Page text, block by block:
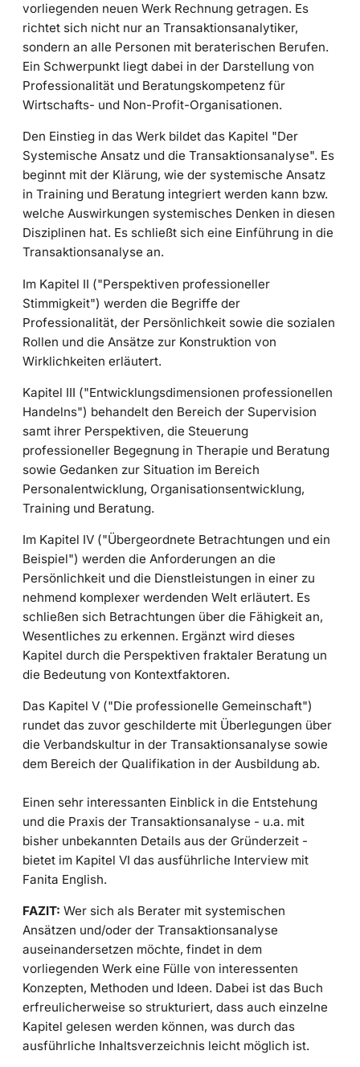
vorliegenden neuen Werk Rechnung getragen. Es
richtet sich nicht nur an Transaktionsanalytiker,
sondern an alle Personen mit beraterischen Berufen.
Ein Schwerpunkt liegt dabei in der Darstellung von
Professionalität und Beratungskompetenz für
Wirtschafts- und Non-Profit-Organisationen.
Den Einstieg in das Werk bildet das Kapitel "Der
Systemische Ansatz und die Transaktionsanalyse". Es
beginnt mit der Klärung, wie der systemische Ansatz
in Training und Beratung integriert werden kann bzw.
welche Auswirkungen systemisches Denken in diesen
Disziplinen hat. Es schließt sich eine Einführung in die
Transaktionsanalyse an.
Im Kapitel II ("Perspektiven professioneller
Stimmigkeit") werden die Begriffe der
Professionalität, der Persönlichkeit sowie die sozialen
Rollen und die Ansätze zur Konstruktion von
Wirklichkeiten erläutert.
Kapitel III ("Entwicklungsdimensionen professionellen
Handelns") behandelt den Bereich der Supervision
samt ihrer Perspektiven, die Steuerung
professioneller Begegnung in Therapie und Beratung
sowie Gedanken zur Situation im Bereich
Personalentwicklung, Organisationsentwicklung,
Training und Beratung.
Im Kapitel IV ("Übergeordnete Betrachtungen und ein
Beispiel") werden die Anforderungen an die
Persönlichkeit und die Dienstleistungen in einer zu
nehmend komplexer werdenden Welt erläutert. Es
schließen sich Betrachtungen über die Fähigkeit an,
Wesentliches zu erkennen. Ergänzt wird dieses
Kapitel durch die Perspektiven fraktaler Beratung un
die Bedeutung von Kontextfaktoren.
Das Kapitel V ("Die professionelle Gemeinschaft")
rundet das zuvor geschilderte mit Überlegungen über
die Verbandskultur in der Transaktionsanalyse sowie
dem Bereich der Qualifikation in der Ausbildung ab.
Einen sehr interessanten Einblick in die Entstehung
und die Praxis der Transaktionsanalyse - u.a. mit
bisher unbekannten Details aus der Gründerzeit -
bietet im Kapitel VI das ausführliche Interview mit
Fanita English.
FAZIT: Wer sich als Berater mit systemischen
Ansätzen und/oder der Transaktionsanalyse
auseinandersetzen möchte, findet in dem
vorliegenden Werk eine Fülle von interessenten
Konzepten, Methoden und Ideen. Dabei ist das Buch
erfreulicherweise so strukturiert, dass auch einzelne
Kapitel gelesen werden können, was durch das
ausführliche Inhaltsverzeichnis leicht möglich ist.